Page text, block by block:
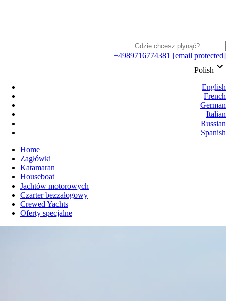
+4989716774381 [email protected]
Polish keyboard_arrow_down
English
French
German
Italian
Russian
Spanish
Home
Zagłówki
Katamaran
Houseboat
Jachtów motorowych
Czarter bezzałogowy
Crewed Yachts
Oferty specjalne